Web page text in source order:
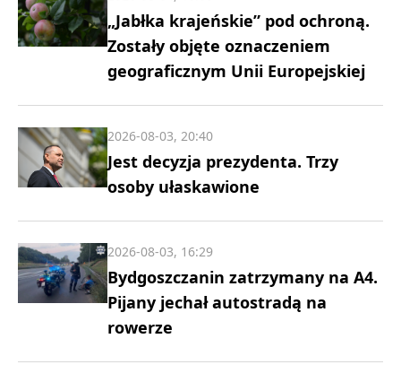
„Jabłka krajeńskie” pod ochroną.
Zostały objęte oznaczeniem
geograficznym Unii Europejskiej
Jest decyzja prezydenta. Trzy
osoby ułaskawione
2026-08-03, 20:40
Bydgoszczanin zatrzymany na A4.
Pijany jechał autostradą na
rowerze
2026-08-03, 16:29